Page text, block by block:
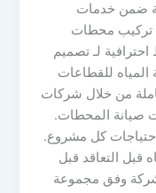
ضمن خدمات
تركيب محطات
لـ تصميم
للقطاعات
من خلال شركات
صيانة المحطات.
كل مشروع.
قبل التعاقد قبل
وفق مجموعة